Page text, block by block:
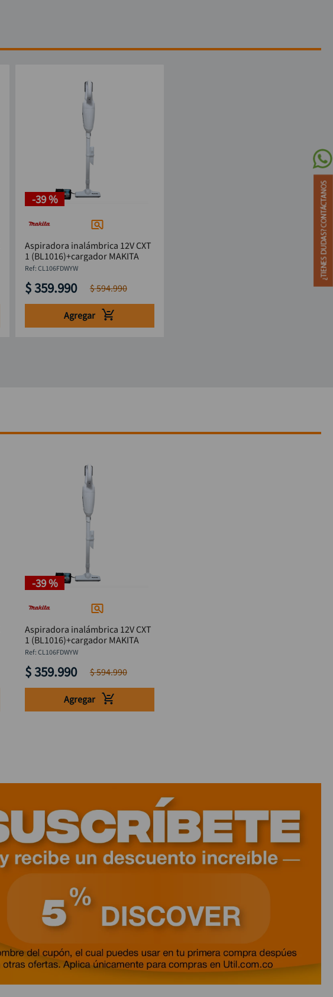
-39 %
Aspiradora inalámbrica 12V CXT
1 (BL1016)+cargador MAKITA
:CL106FDWYW
$359.990 $594.990
Agregar
-39 %
Aspiradora inalámbrica 12V CXT
1 (BL1016)+cargador MAKITA
:CL106FDWYW
$359.990 $594.990
Agregar